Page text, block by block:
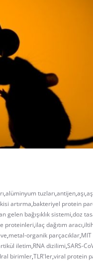
,alüminyum tuzları,antijen,aşı,
artırma,bakteriyel protein
gelen bağışıklık sistemi,doz
proteinleri,ilaç dağıtım aracı,
,metal-organik parçacıklar,MIT
iletim,RNA dizilimi,SARS-
birimler,TLR'ler,viral protein